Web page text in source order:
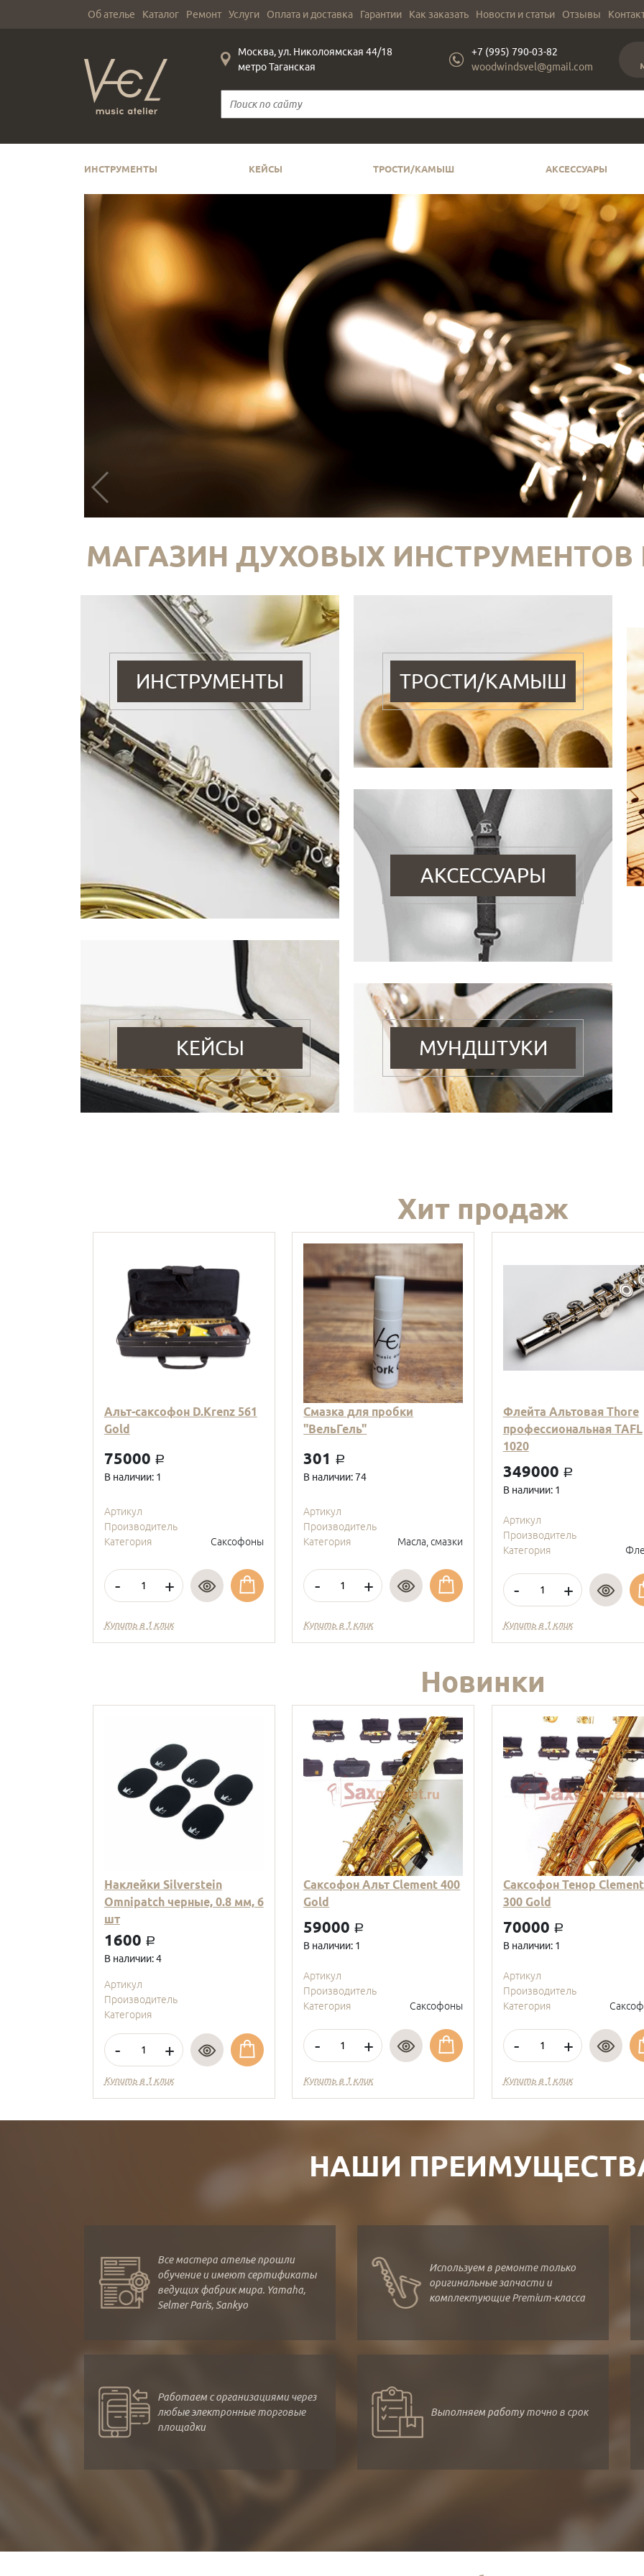
Об ателье Каталог Ремонт Услуги Оплата и доставка Гарантии Как заказать Новости и статьи Отзывы
Москва, ул. Николоямская 44/18
метро Таганская
+7 (995) 790-03-82
woodwindsvel@gmail.com
ИНСТРУМЕНТЫ КЕЙСЫ ТРОСТИ/КАМЫШ АКСЕССУАРЫ
МАГАЗИН ДУХОВЫХ ИНСТРУМЕНТОВ
ИНСТРУМЕНТЫ
КЕЙСЫ
ТРОСТИ/КАМЫШ
АКСЕССУАРЫ
МУНДШТУКИ
Хит продаж
Альт-саксофон D.Krenz 561
Gold
75000 a
В наличии: 1
Артикул
Производитель
Категория
Саксофоны
- +
Купить в 1 клик
Смазка для пробки
"ВельГель"
301 a
В наличии: 74
Артикул
Производитель
Категория
Масла, смазки
- +
Купить в 1 клик
Флейта Альтовая Thore
профессиональная TAFL
1020
349000 a
В наличии: 1
Артикул
Производитель
Категория
- +
Купить в 1 клик
Новинки
Наклейки Silverstein
Omnipatch черные, 0.8 мм, 6
шт
1600 a
В наличии: 4
Артикул
Производитель
Категория
- +
Купить в 1 клик
Саксофон Альт Clement 400
Gold
59000 a
В наличии: 1
Артикул
Производитель
Категория
Саксофоны
- +
Купить в 1 клик
Саксофон Тенор Clement
300 Gold
70000 a
В наличии: 1
Артикул
Производитель
Категория
- +
Купить в 1 клик
НАШИ
Все мастера ателье прошли
обучение и имеют сертификаты
ведущих фабрик мира. Yamaha,
Selmer Paris, Sankyo
Используем в ремонте только
оригинальные запчасти и
комплектующие Premium-класса
Работаем с организациями через
любые электронные торговые
площадки
Выполняем работу точно в срок